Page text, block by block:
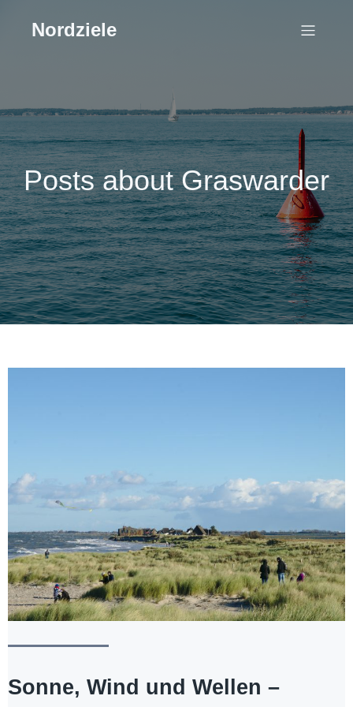
Nordziele
Posts about Graswarder
Sonne, Wind und Wellen –